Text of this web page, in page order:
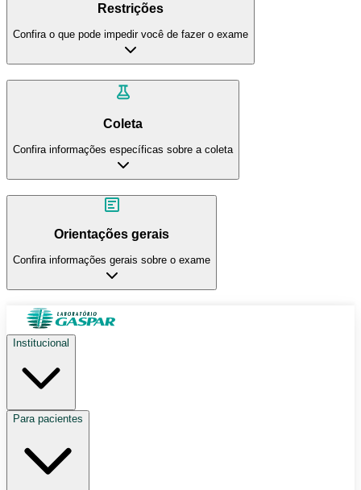
Restrições
Confira o que pode impedir você de fazer o exame
Coleta
Confira informações específicas sobre a coleta
Orientações gerais
Confira informações gerais sobre o exame
Institucional
Para pacientes